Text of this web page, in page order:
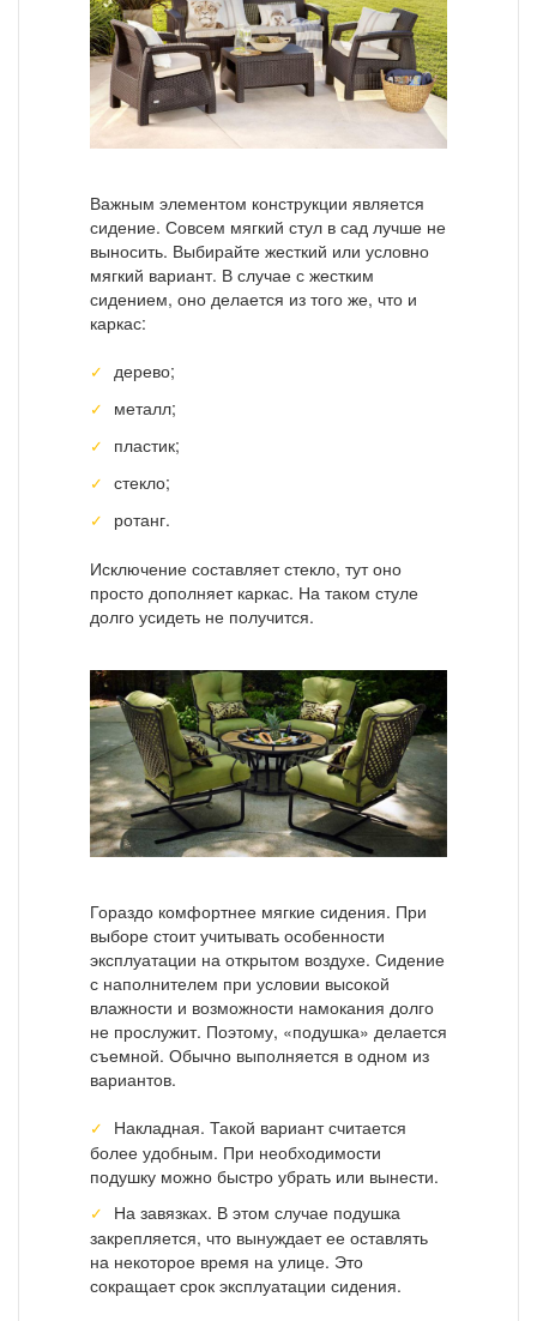
Важным элементом конструкции является
сидение. Совсем мягкий стул в сад лучше не
выносить. Выбирайте жесткий или условно
мягкий вариант. В случае с жестким
сидением, оно делается из того же, что и
каркас:
дерево;
металл;
пластик;
стекло;
ротанг.
Исключение составляет стекло, тут оно
просто дополняет каркас. На таком стуле
долго усидеть не получится.
Гораздо комфортнее мягкие сидения. При
выборе стоит учитывать особенности
эксплуатации на открытом воздухе. Сидение
с наполнителем при условии высокой
влажности и возможности намокания долго
не прослужит. Поэтому, «подушка» делается
съемной. Обычно выполняется в одном из
вариантов.
Накладная. Такой вариант считается
более удобным. При необходимости
подушку можно быстро убрать или вынести.
На завязках. В этом случае подушка
закрепляется, что вынуждает ее оставлять
на некоторое время на улице. Это
сокращает срок эксплуатации сидения.